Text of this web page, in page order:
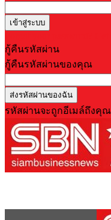
กู้คืนรหัสผ่าน
กู้คืนรหัสผ่านของคุณ
รหัสผ่านจะถูกอีเมล์ถึงคุณ